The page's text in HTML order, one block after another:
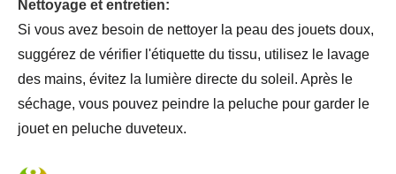
Nettoyage et entretien:
Si vous avez besoin de nettoyer la peau des jouets doux,
suggérez de vérifier l'étiquette du tissu, utilisez le lavage
des mains, évitez la lumière directe du soleil. Après le
séchage, vous pouvez peindre la peluche pour garder le
jouet en peluche duveteux.